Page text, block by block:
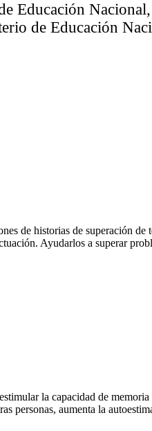
Educación
de Educación
de historias de superación de
Ayudarlos a superar
la capacidad de
aumenta la